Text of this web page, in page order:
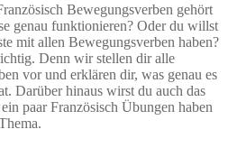
Bewegungsverben gehört
genau funktionieren? Oder du willst
mit allen Bewegungsverben haben?
Denn wir stellen dir alle
vor und erklären dir, was genau es
Darüber hinaus wirst du auch das
paar Französisch Übungen haben